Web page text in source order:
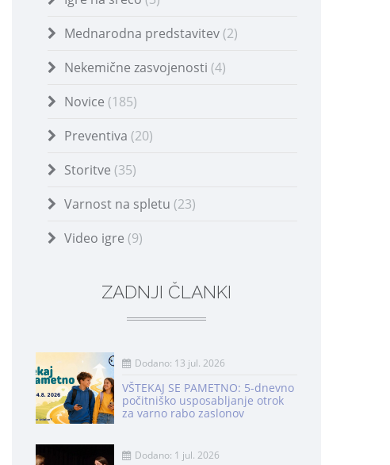
Mednarodna predstavitev (2)
Nekemične zasvojenosti (4)
Novice (185)
Preventiva (20)
Storitve (35)
Varnost na spletu (23)
Video igre (9)
ZADNJI ČLANKI
Dodano: 13 jul. 2026
VŠTEKAJ SE PAMETNO: 5-dnevno
počitniško usposabljanje otrok
za varno rabo zaslonov
Dodano: 1 jul. 2026